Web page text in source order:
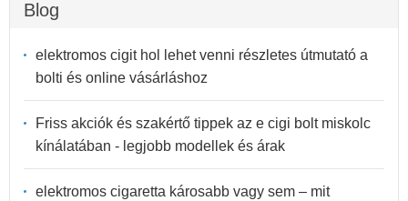
Blog
elektromos cigit hol lehet venni részletes útmutató a
bolti és online vásárláshoz
Friss akciók és szakértő tippek az e cigi bolt miskolc
kínálatában - legjobb modellek és árak
elektromos cigaretta károsabb vagy sem – mit